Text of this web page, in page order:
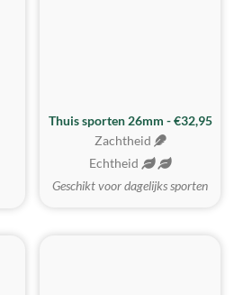
Thuis sporten 26mm - €32,95
Zachtheid
Echtheid
Geschikt voor dagelijks sporten